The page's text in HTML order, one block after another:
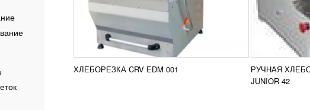
ХЛЕБОРЕЗКА CRV EDM 001
РУЧНАЯ
JUNIOR 42
УЗНАТЬ ЦЕНУ
Линия DIBIPACK отличается
улучшенной системой термоконтроля,
универсальностью, надежностью,
современным дизайном и высокой
производительностью...
ПОДРОБНЕЕ